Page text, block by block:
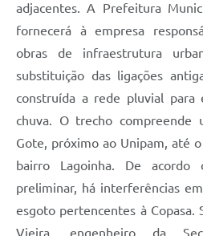
adjacentes. A Prefeitura
fornecerá à empresa
obras de infraestrutura
substituição das ligações
construída a rede pluvial para
chuva. O trecho
Gote, próximo ao Unipam, até
bairro Lagoinha. De acordo
preliminar, há interferências
esgoto pertencentes à Copasa.
Vieira, engenheiro da